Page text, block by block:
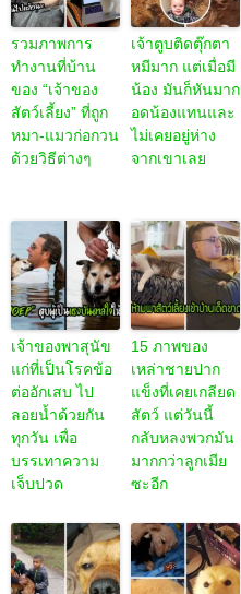
รวมภาพการ
ทำงานที่บ้าน
ของ “เจ้าของ
สัตว์เลี้ยง” ที่ถูก
หมา-แมวก่อกวน
ด้วยวิธีต่างๆ
เจ้าตูบติดตุ๊กตา
หมีมาก แต่เมื่อมี
น้อง มันก็หันมาก
อดน้องแทนและ
ไม่เคยอยู่ห่าง
จากเขาเลย
เจ้าของพาสุนัข
แก่ที่เป็นโรคข้อ
ต่ออักเสบ ไป
ลอยน้ำด้วยกัน
ทุกวัน เพื่อ
บรรเทาความ
เจ็บปวด
15 ภาพของ
เหล่าชายปาก
แข็งที่เคยเกลียด
สัตว์ แต่วันนี้
กลับหลงพวกมัน
มากกว่าลูกเมีย
ซะอีก